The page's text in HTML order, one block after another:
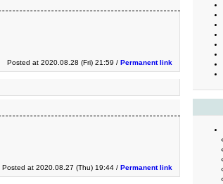
Posted at 2020.08.28 (Fri) 21:59 / Permanent link
Posted at 2020.08.27 (Thu) 19:44 / Permanent link